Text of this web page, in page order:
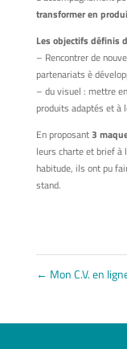
transformer en
Les objectifs définis
– Rencontrer de
partenariats è
– du visuel : mettre
produits adaptés et à
En proposant3
leurs charte et brief à
habitude, ils ont pu
stand.
← Mon C.V. en